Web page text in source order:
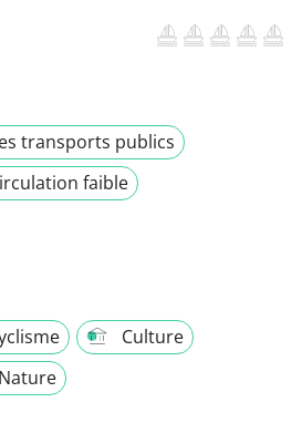
transports publics
faible
Culture
Nature